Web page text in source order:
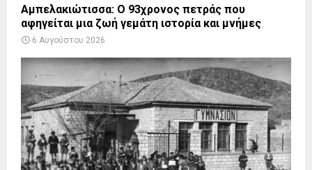
Αμπελακιώτισσα: Ο 93χρονος πετράς που
αφηγείται μια ζωή γεμάτη ιστορία και μνήμες
6 Αυγούστου 2026